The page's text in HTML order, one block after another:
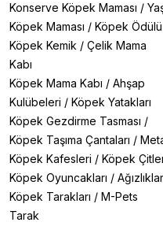
Konserve Köpek Maması /
Köpek Maması / Köpek Ödülü
Köpek Kemik / Çelik Mama
Kabı
Köpek Mama Kabı / Ahşap
Kulübeleri / Köpek Yatakları
Köpek Gezdirme Tasması /
Köpek Taşıma Çantaları /
Köpek Kafesleri / Köpek
Köpek Oyuncakları / Ağızlıklar
Köpek Tarakları / M-Pets
Tarak